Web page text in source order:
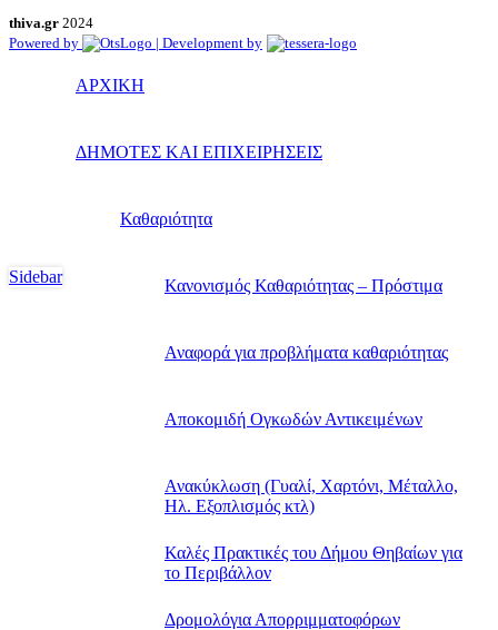
thiva.gr 2024
Powered by
| Development by
ΑΡΧΙΚΗ
ΔΗΜΟΤΕΣ ΚΑΙ ΕΠΙΧΕΙΡΗΣΕΙΣ
Καθαριότητα
Κανονισμός Καθαριότητας – Πρόστιμα
Αναφορά για προβλήματα καθαριότητας
Αποκομιδή Ογκωδών Αντικειμένων
Ανακύκλωση (Γυαλί, Χαρτόνι, Μέταλλο,
Ηλ. Εξοπλισμός κτλ)
Καλές Πρακτικές του Δήμου Θηβαίων για
το Περιβάλλον
Δρομολόγια Απορριμματοφόρων
Sidebar